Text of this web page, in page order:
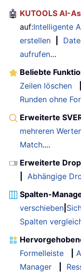
🤖 KUTOOLS AI-
auf:Intelligente
erstellen
aufrufen…
Beliebte
Zeilen löschen
Runden ohne
Erweiterte
mehreren
Match....
Erweiterte
Abhängige
Spalten-
verschieben
Spalten
Formelleiste
Manager